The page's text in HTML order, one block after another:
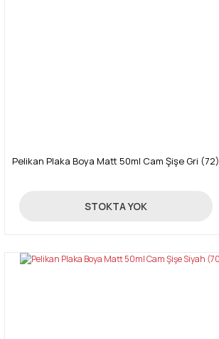
Pelikan Plaka Boya Matt 50ml Cam Şişe Gri (72)
89,00 TL
STOKTA YOK